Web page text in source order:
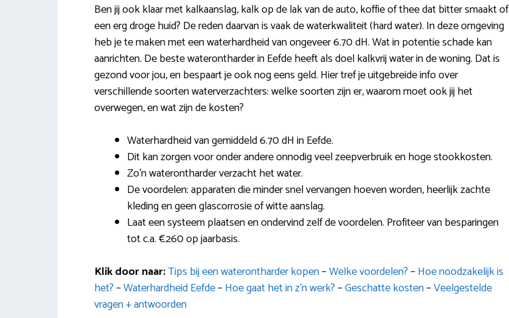
Ben jij ook klaar met kalkaanslag, kalk op de lak van de auto, koffie of thee dat bitter smaakt of
een erg droge huid? De reden daarvan is vaak de waterkwaliteit (hard water). In deze omgeving
heb je te maken met een waterhardheid van ongeveer 6.70 dH. Wat in potentie schade kan
aanrichten. De beste waterontharder in Eefde heeft als doel kalkvrij water in de woning. Dat is
gezond voor jou, en bespaart je ook nog eens geld. Hier tref je uitgebreide info over
verschillende soorten waterverzachters: welke soorten zijn er, waarom moet ook jij het
overwegen, en wat zijn de kosten?
Waterhardheid van gemiddeld 6.70 dH in Eefde.
Dit kan zorgen voor onder andere onnodig veel zeepverbruik en hoge stookkosten.
Zo’n waterontharder verzacht het water.
De voordelen: apparaten die minder snel vervangen hoeven worden, heerlijk zachte
kleding en geen glascorrosie of witte aanslag.
Laat een systeem plaatsen en ondervind zelf de voordelen. Profiteer van besparingen
tot c.a. €260 op jaarbasis.
Klik door naar:Tips bij een waterontharder kopen–Welke voordelen?–Hoe noodzakelijk is
het?–Waterhardheid Eefde–Hoe gaat het in z’n werk?–Geschatte kosten–Veelgestelde
vragen + antwoorden